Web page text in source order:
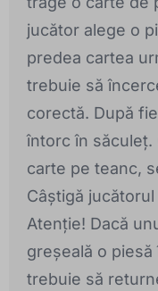
jucător alege o
predea cartea
trebuie să
corectă. După
întorc în săculeț.
carte pe teanc,
Câștigă
Atenție! Dacă
greșeală o
trebuie să